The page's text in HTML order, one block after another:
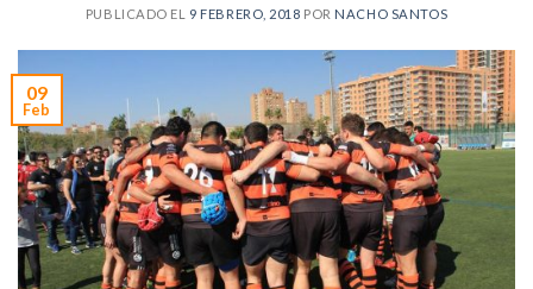
PUBLICADO EL 9 FEBRERO, 2018 POR NACHO SANTOS
09
Feb